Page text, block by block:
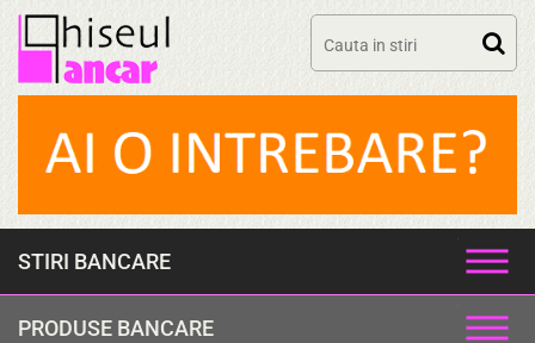
Skip
STIRI BANCARE
PRODUSE BANCARE